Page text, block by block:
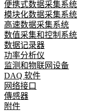
便携式数据采集系统
模块化数据采集系统
高速数据采集系统
数值采集和控制系统
数据记录器
功率分析仪
监测和物联网设备
DAQ 软件
网络接口
傳感器
附件